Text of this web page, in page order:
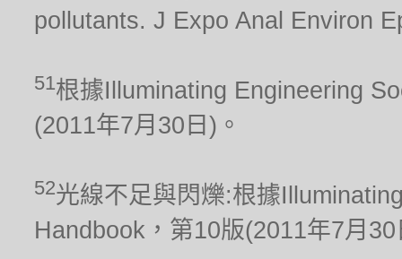
pollutants. J Expo Anal Environ
51根據Illuminating Engineering
(2011年7月30日)。
52光線不足與閃爍:根據
Handbook，第10版(2011年7月30